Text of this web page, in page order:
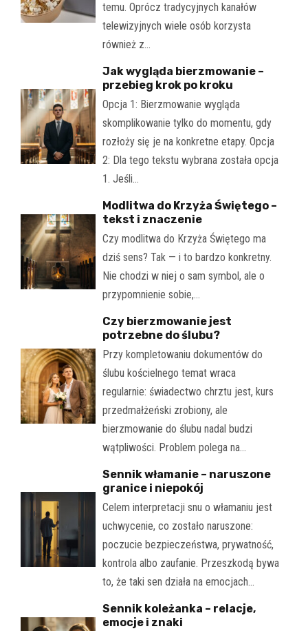
temu. Oprócz tradycyjnych kanałów
telewizyjnych wiele osób korzysta
również z…
Jak wygląda bierzmowanie –
przebieg krok po kroku
Opcja 1: Bierzmowanie wygląda
skomplikowanie tylko do momentu, gdy
rozłoży się je na konkretne etapy. Opcja
2: Dla tego tekstu wybrana została opcja
1. Jeśli…
Modlitwa do Krzyża Świętego –
tekst i znaczenie
Czy modlitwa do Krzyża Świętego ma
dziś sens? Tak — i to bardzo konkretny.
Nie chodzi w niej o sam symbol, ale o
przypomnienie sobie,…
Czy bierzmowanie jest
potrzebne do ślubu?
Przy kompletowaniu dokumentów do
ślubu kościelnego temat wraca
regularnie: świadectwo chrztu jest, kurs
przedmałżeński zrobiony, ale
bierzmowanie do ślubu nadal budzi
wątpliwości. Problem polega na…
Sennik włamanie – naruszone
granice i niepokój
Celem interpretacji snu o włamaniu jest
uchwycenie, co zostało naruszone:
poczucie bezpieczeństwa, prywatność,
kontrola albo zaufanie. Przeszkodą bywa
to, że taki sen działa na emocjach…
Sennik koleżanka – relacje,
emocje i znaki